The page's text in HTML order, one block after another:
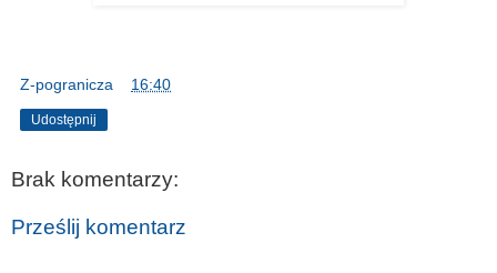
Z-pogranicza 16:40
Udostępnij
Brak komentarzy:
Prześlij komentarz